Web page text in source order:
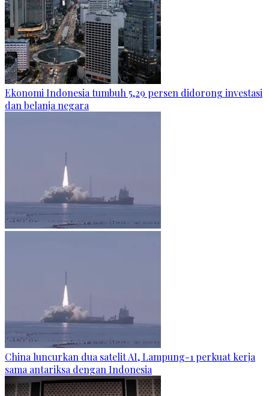
Ekonomi Indonesia tumbuh 5,29 persen didorong investasi
dan belanja negara
China luncurkan dua satelit AI, Lampung-1 perkuat kerja
sama antariksa dengan Indonesia